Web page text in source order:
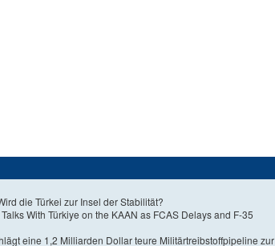
die Türkei zur Insel der Stabilität?
With Türkiye on the KAAN as FCAS Delays and F-35
eine 1,2 Milliarden Dollar teure Militärtreibstoffpipeline zur